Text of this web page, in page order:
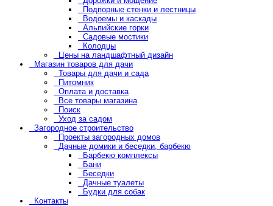
Подпорные стенки и лестницы
Водоемы и каскады
Альпийские горки
Садовые мостики
Колодцы
Цены на ландшафтный дизайн
Магазин товаров для дачи
Товары для дачи и сада
Питомник
Оплата и доставка
Все товары магазина
Поиск
Уход за садом
Загородное строительство
Проекты загородных домов
Дачные домики и беседки, барбекю
Барбекю комплексы
Бани
Беседки
Дачные туалеты
Будки для собак
Контакты